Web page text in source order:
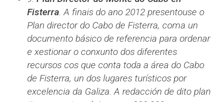
Fisterra. A finais do ano 2012 presentouse o
Plan director do Cabo de Fisterra, coma un
documento básico de referencia para ordenar
e xestionar o conxunto dos diferentes
recursos cos que conta toda a área do Cabo
de Fisterra, un dos lugares turísticos por
excelencia da Galiza. A redacción de dito plan